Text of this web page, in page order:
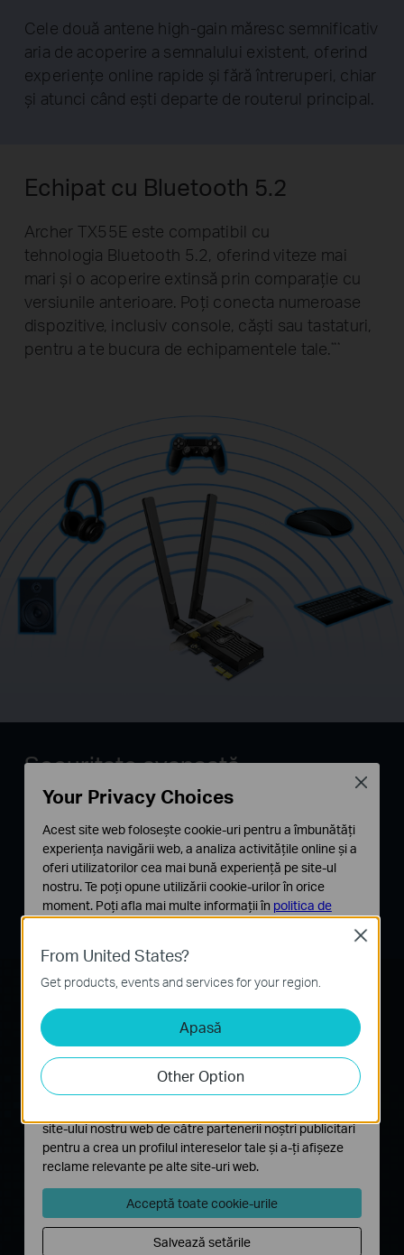
Cele două antene high-gain măresc semnificativ
aria de acoperire a semnalului existent, oferind
experiențe online rapide și fără întreruperi, chiar
și atunci când ești departe de routerul principal.
Echipat cu Bluetooth 5.2
Archer TX55E este compatibil cu
tehnologia Bluetooth 5.2, oferind viteze mai
mari și o acoperire extinsă prin comparație cu
versiunile anterioare. Poți conecta numeroase
dispozitive, inclusiv console, căști sau tastaturi,
pentru a te bucura de echipamentele tale. ***
Securitate avansată
Cu îmbunătățirile aduse de standardul de
securitate WPA3, ai parte o criptare mai sigură și
individualizată a parolelor personale,
protejându-ți rețeaua de eventualele pericole
cibernetice. Alături de WPA3, rețeaua ta va fi în
siguranță atunci când ești online.
From United States?
Get products, events and services for your region.
Apasă
Other Option
Close
Your Privacy Choices
Acest site web folosește cookie-uri pentru a îmbunătăți
experiența navigării web, a analiza activitățile online și a
oferi utilizatorilor cea mai bună experiență pe site-ul
nostru. Te poți opune utilizării cookie-urilor în orice
moment. Poți afla mai multe informații în politica de
Cookie-uri de bază
Aceste cookie-uri sunt necesare pentru funcționarea
site-ului web și nu pot fi dezactivate în sistemele tale
Cookie-uri de analiză și marketing
Cookie-urile de analiză ne permit să analizăm activitățile
tale de pe site-ul nostru web a îmbunătăți și ajusta
funcționalitatea site-ului.
site-ului nostru web de către partenerii noștri publicitari
pentru a crea un profilul intereselor tale și a-ți afișeze
reclame relevante pe alte site-uri web.
Acceptă toate cookie-urile
Salvează setările
Close